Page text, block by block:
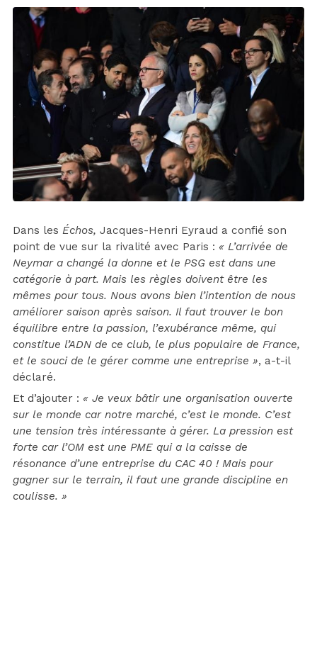
Dans les Échos, Jacques-Henri Eyraud a confié son
point de vue sur la rivalité avec Paris : « L’arrivée de
Neymar a changé la donne et le PSG est dans une
catégorie à part. Mais les règles doivent être les
mêmes pour tous. Nous avons bien l’intention de nous
améliorer saison après saison. Il faut trouver le bon
équilibre entre la passion, l’exubérance même, qui
constitue l’ADN de ce club, le plus populaire de France,
et le souci de le gérer comme une entreprise », a-t-il
déclaré.
Et d’ajouter : « Je veux bâtir une organisation ouverte
sur le monde car notre marché, c’est le monde. C’est
une tension très intéressante à gérer. La pression est
forte car l’OM est une PME qui a la caisse de
résonance d’une entreprise du CAC 40 ! Mais pour
gagner sur le terrain, il faut une grande discipline en
coulisse. »